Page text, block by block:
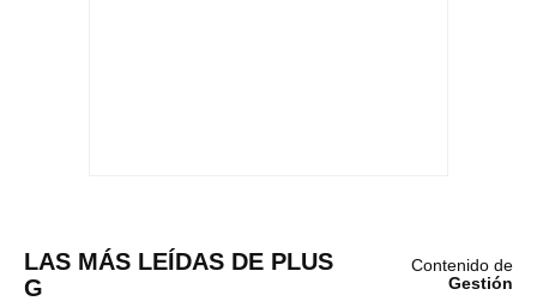
LAS MÁS LEÍDAS DE PLUS
G
Contenido de
Gestión